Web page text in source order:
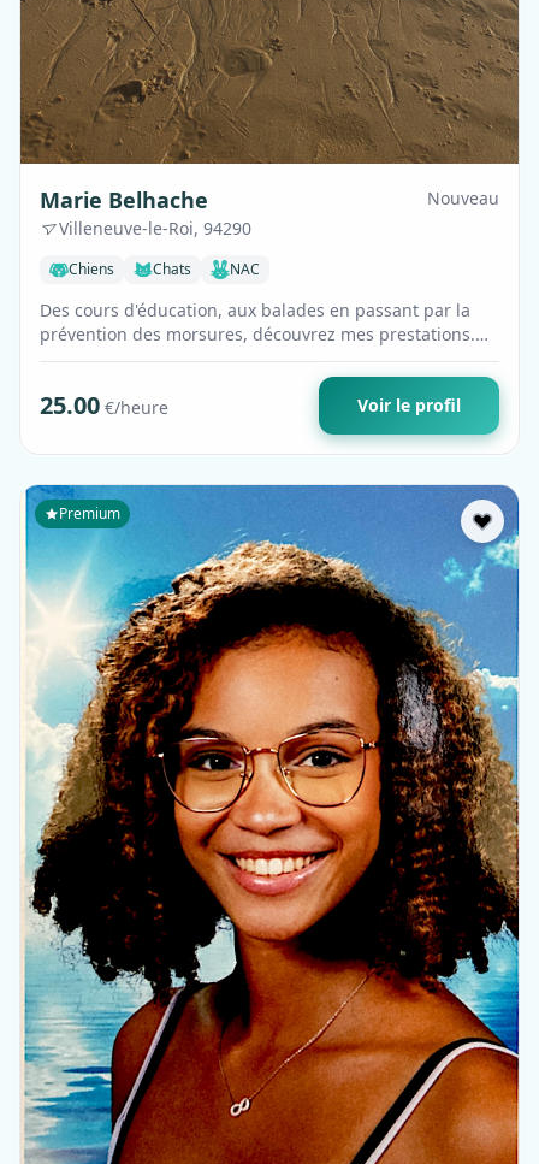
Marie Belhache
Villeneuve-le-Roi, 94290
Nouveau
Chiens Chats NAC
Des cours d'éducation, aux balades en passant par la
prévention des morsures, découvrez mes prestations.
Les services de visites pour chats …
25.00 €/heure Voir le profil
Premium